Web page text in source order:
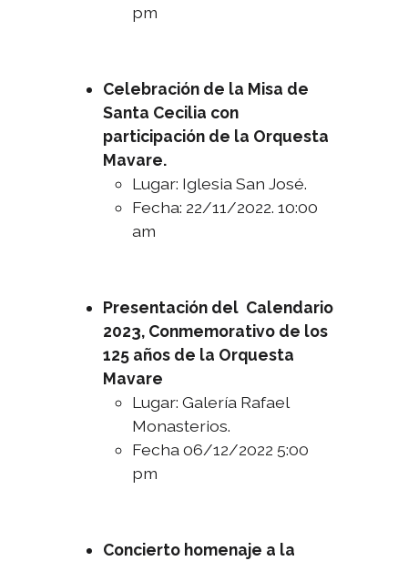
pm
Celebración de la Misa de
Santa Cecilia con
participación de la Orquesta
Mavare.
Lugar: Iglesia San José.
Fecha: 22/11/2022. 10:00
am
Presentación del Calendario
2023, Conmemorativo de los
125 años de la Orquesta
Mavare
Lugar: Galería Rafael
Monasterios.
Fecha 06/12/2022 5:00
pm
Concierto homenaje a la